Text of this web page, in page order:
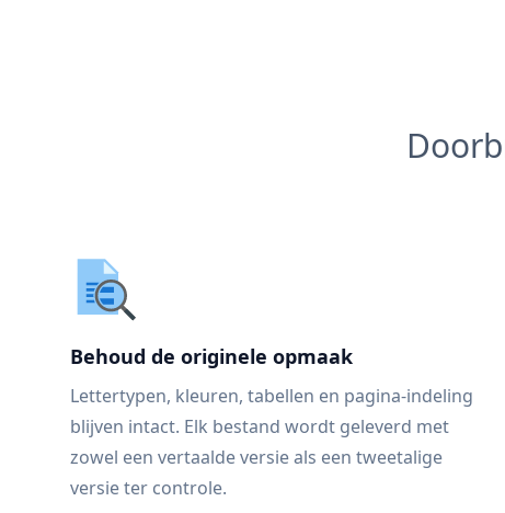
Behoud de originele opmaak
Lettertypen, kleuren, tabellen en pagina-indeling
blijven intact. Elk bestand wordt geleverd met
zowel een vertaalde versie als een tweetalige
versie ter controle.